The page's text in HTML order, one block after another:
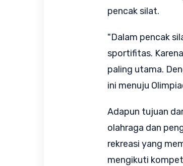
pencak silat.
"Dalam pencak
sportifitas.
paling utama.
ini menuju
Adapun tujuan
olahraga dan
rekreasi yang
mengikuti